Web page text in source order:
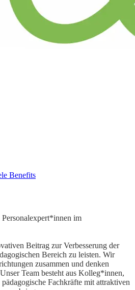
Benefits
im
Beitrag zur Verbesserung der
Bereich zu leisten. Wir
zusammen und denken
Team besteht aus Kolleg*innen,
Fachkräfte mit attraktiven